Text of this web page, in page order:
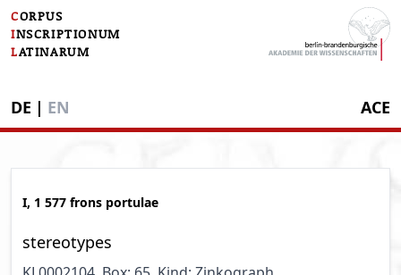
CORPUS
INSCRIPTIONUM
LATINARUM
DE | EN ACE
I, 1 577 frons portulae
stereotypes